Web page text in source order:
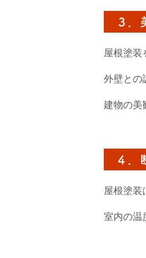
３．
屋根塗装
外壁との
建物の美
４．
屋根塗装
室内の温